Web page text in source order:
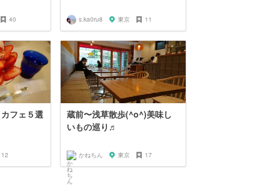
40 s.ka0ru8 東京 11
フェ５選
蔵前〜浅草散歩(^o^)美味し
いもの巡り♬
かねちん 東京 17